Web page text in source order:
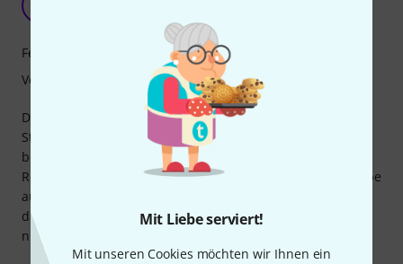
Mit Liebe serviert!
Mit unseren Cookies möchten wir Ihnen ein
Die längeren Stackcabel sind super für
Standalonecontroller, damit man gleich mehrere Ziel
bespielen kann, ohne weiteres Gefummel und mit genug
Reichweite, sodass nichts unter Zug ist. Hervorragend. Habe
aus diesem Grund meist zwei oder mehr von einer Sorte,
dann ist man nicht zum Improvisieren gezwungen und
nichts steht dem kreativen Flow im Weg.
Features
Verarbeitung